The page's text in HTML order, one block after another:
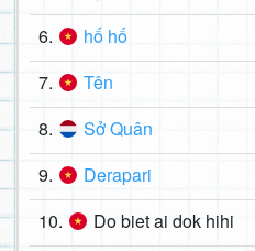
6. hố hố
7. Tên
8. Sở Quân
9. Derapari
10. Do biet ai dok hihi